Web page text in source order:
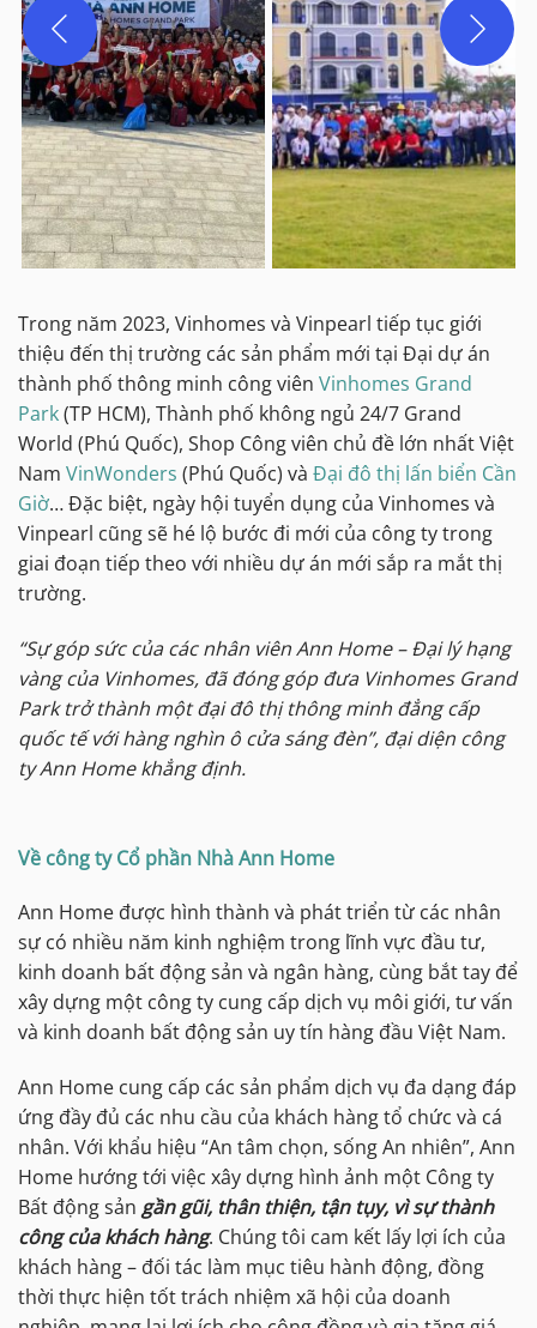
Trong năm 2023, Vinhomes và Vinpearl tiếp tục giới
thiệu đến thị trường các sản phẩm mới tại Đại dự án
thành phố thông minh công viên Vinhomes Grand
Park(TP HCM), Thành phố không ngủ 24/7 Grand
World (Phú Quốc), Shop Công viên chủ đề lớn nhất Việt
Nam VinWonders (Phú Quốc) và Đại đô thị lấn biển Cần
Giờ… Đặc biệt, ngày hội tuyển dụng của Vinhomes và
Vinpearl cũng sẽ hé lộ bước đi mới của công ty trong
giai đoạn tiếp theo với nhiều dự án mới sắp ra mắt thị
trường.
“Sự góp sức của các nhân viên Ann Home – Đại lý hạng
vàng của Vinhomes, đã đóng góp đưa Vinhomes Grand
Park trở thành một đại đô thị thông minh đẳng cấp
quốc tế với hàng nghìn ô cửa sáng đèn”, đại diện công
ty Ann Home khẳng định.
Về công ty Cổ phần Nhà Ann Home
Ann Home được hình thành và phát triển từ các nhân
sự có nhiều năm kinh nghiệm trong lĩnh vực đầu tư,
kinh doanh bất động sản và ngân hàng, cùng bắt tay để
xây dựng một công ty cung cấp dịch vụ môi giới, tư vấn
và kinh doanh bất động sản uy tín hàng đầu Việt Nam.
Ann Home cung cấp các sản phẩm dịch vụ đa dạng đáp
ứng đầy đủ các nhu cầu của khách hàng tổ chức và cá
nhân. Với khẩu hiệu “An tâm chọn, sống An nhiên”, Ann
Home hướng tới việc xây dựng hình ảnh một Công ty
Bất động sản gần gũi, thân thiện, tận tụy, vì sự thành
công của khách hàng. Chúng tôi cam kết lấy lợi ích của
khách hàng – đối tác làm mục tiêu hành động, đồng
thời thực hiện tốt trách nhiệm xã hội của doanh